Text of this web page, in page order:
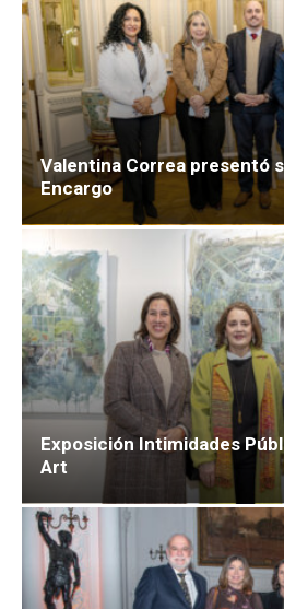
Valentina Correa presentó
Encargo
Exposición Intimidades
Art